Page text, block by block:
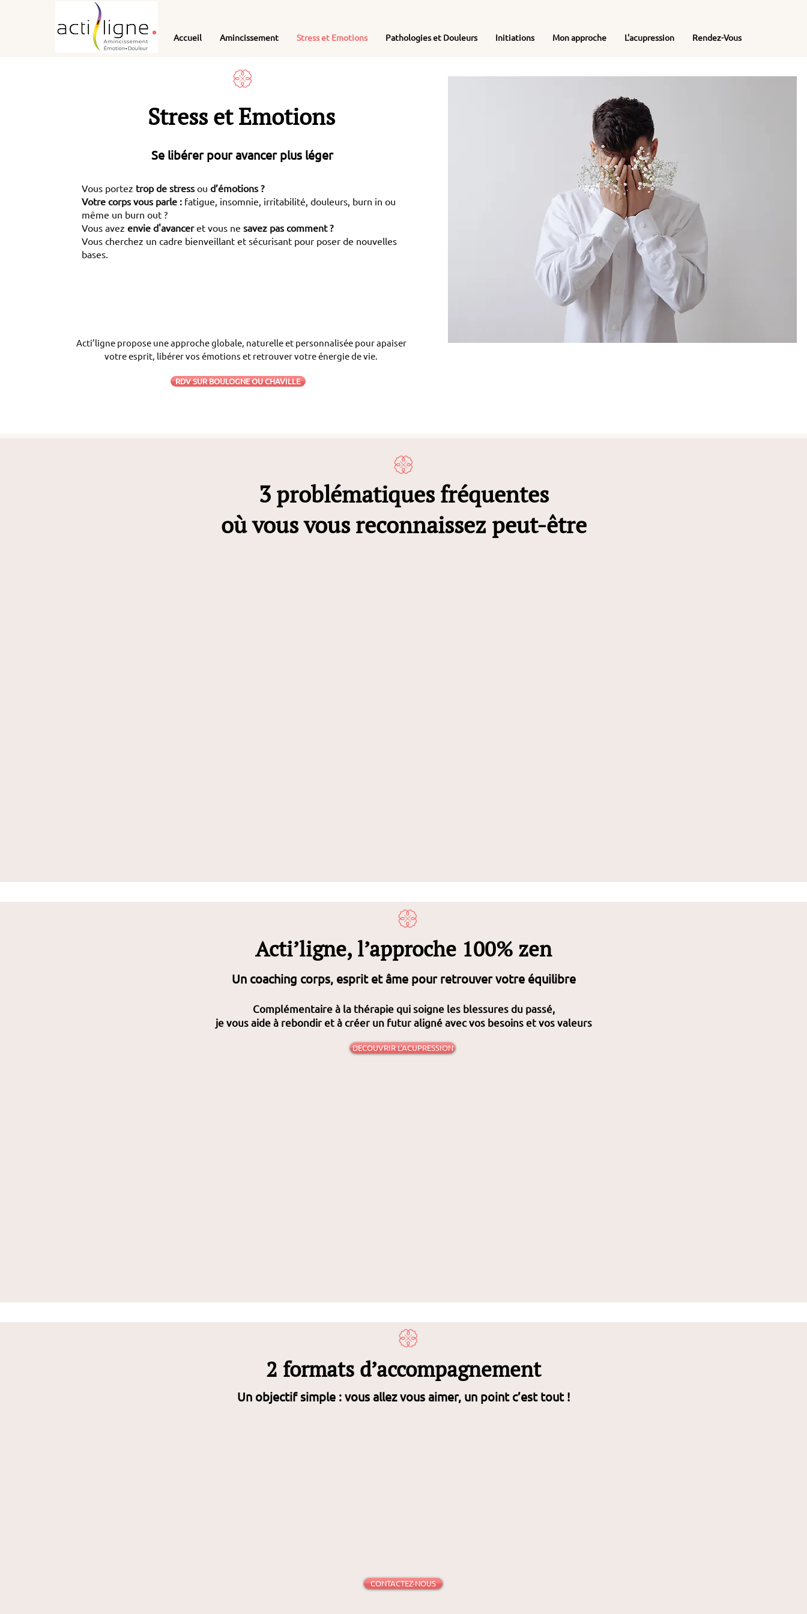
Accueil Amincissement Stress et Emotions Pathologies et Douleurs Initiations Mon approche L'acupression Rendez-Vous
Stress et Emotions
Se libérer pour avancer plus léger
Vous portez trop de stressou d’émotions ?
Votre corps vous parle :fatigue, insomnie, irritabilité, douleurs, burn in ou
même un burn out ?
Vous avez envie d'avanceret vous ne savez pas comment ?
Vous cherchez un cadre bienveillant et sécurisant pour poser de nouvelles
bases. ​
Acti’ligne propose une approche globale, naturelle et personnalisée pour apaiser
votre esprit, libérer vos émotions et retrouver votre énergie de vie.
RDV SUR BOULOGNE OU CHAVILLE
3 problématiques fréquentes
où vous vous reconnaissez peut-être
Acti’ligne, l’approche 100% zen
Un coaching corps, esprit et âme pour retrouver votre équilibre
Complémentaire à la thérapie qui soigne les blessures du passé,
je vous aide à rebondir et à créer un futur aligné avec vos besoins et vos valeurs
DECOUVRIR L'ACUPRESSION
2 formats d’accompagnement
Un objectif simple : vous allez vous aimer, un point c’est tout !
CONTACTEZ-NOUS